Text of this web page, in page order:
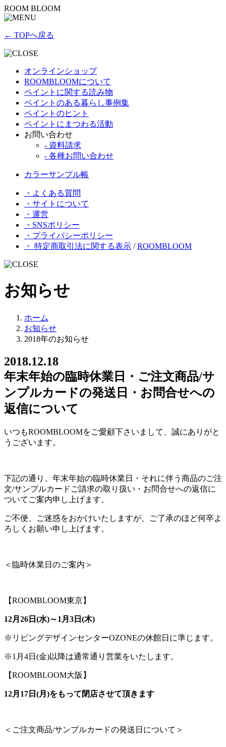
ROOM BLOOM
← TOPへ戻る
オンラインショップ
ROOMBLOOMについて
ペイントに関する読み物
ペイントのある暮らし事例集
ペイントのヒント
ペイントにまつわる活動
お問い合わせ
- 資料請求
- 各種お問い合わせ
カラーサンプル帳
・よくある質問
・サイトについて
・運営
・SNSポリシー
・プライバシーポリシー
・ 特定商取引法に関する表示 /ROOMBLOOM
お知らせ
ホーム
お知らせ
2018年のお知らせ
2018.12.18
年末年始の臨時休業日・ご注文商品/サ
ンプルカードの発送日・お問合せへの
返信について
いつもROOMBLOOMをご愛顧下さいまして、誠にありがと
うございます。
下記の通り、年末年始の臨時休業日・それに伴う商品のご注
文/サンプルカードご請求の取り扱い・お問合せへの返信に
ついてご案内申し上げます。
ご不便、ご迷惑をおかけいたしますが、ご了承のほど何卒よ
ろしくお願い申し上げます。
＜臨時休業日のご案内＞
【ROOMBLOOM東京】
12月26日(水)～1月3日(木)
※リビングデザインセンターOZONEの休館日に準じます。
※1月4日(金)以降は通常通り営業をいたします。
【ROOMBLOOM大阪】
12月17日(月)をもって閉店させて頂きます
＜ご注文商品/サンプルカードの発送日について＞